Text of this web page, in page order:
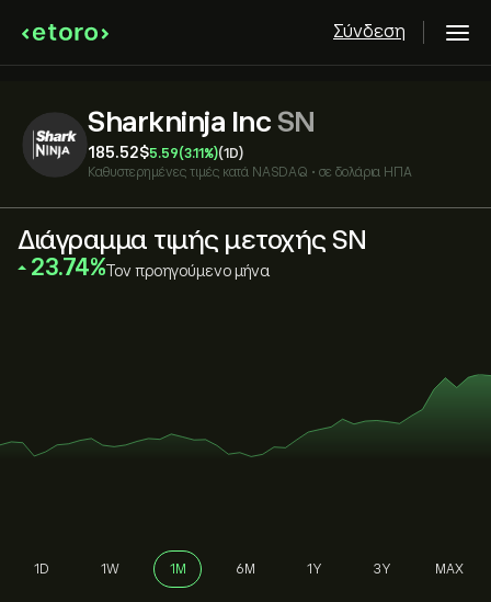
Σύνδεση
Sharkninja Inc SN
185.52‎$‎5.59(3.11%)(1D)
Καθυστερημένες τιμές κατά NASDAQ • σε δολάρια ΗΠΑ
Διάγραμμα τιμής μετοχής SN
‎23.74‎ Τον προηγούμενο μήνα
1D 1W 1M 6M 1Y 3Y MAX